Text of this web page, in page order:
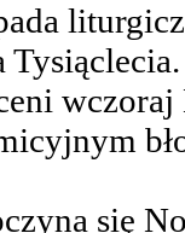
Tysiąclecia.
się